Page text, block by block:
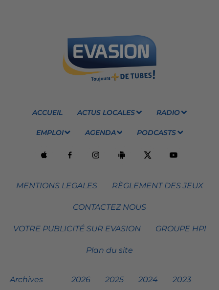
ACCUEIL ACTUS LOCALES RADIO
EMPLOI AGENDA PODCASTS
MENTIONS LEGALES RÈGLEMENT DES JEUX
CONTACTEZ NOUS
VOTRE PUBLICITÉ SUR EVASION GROUPE HPI
Plan du site
Archives 2026 2025 2024 2023